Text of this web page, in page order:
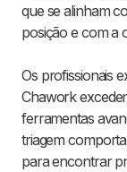
que se alinham
posição e com a
Os profissionais
Chawork
ferramentas
triagem
para encontrar